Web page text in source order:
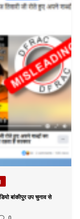
बांकीपुर उप चुनाव से